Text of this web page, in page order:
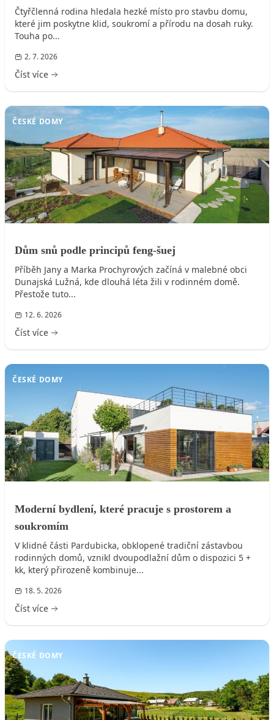
Čtyřčlenná rodina hledala hezké místo pro stavbu domu,
které jim poskytne klid, soukromí a přírodu na dosah ruky.
Touha po...
2. 7. 2026
Číst více
ČESKÉ DOMY
Dům snů podle principů feng-šuej
Příběh Jany a Marka Prochyrových začíná v malebné obci
Dunajská Lužná, kde dlouhá léta žili v rodinném domě.
Přestože tuto...
12. 6. 2026
Číst více
ČESKÉ DOMY
Moderní bydlení, které pracuje s prostorem a
soukromím
V klidné části Pardubicka, obklopené tradiční zástavbou
rodinných domů, vznikl dvoupodlažní dům o dispozici 5 +
kk, který přirozeně kombinuje...
18. 5. 2026
Číst více
ČESKÉ DOMY